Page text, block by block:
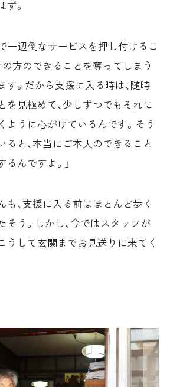
。
一辺倒なサービスを押し付けるこ
の方のできることを奪ってしまう
す。だから支援に入る時は、随時
を見極めて、少しずつでもそれに
ように心がけているんです。そう
ると、本当にご本人のできること
んですよ。」
も、支援に入る前はほとんど歩く
そう。しかし、今ではスタッフが
うして玄関までお見送りに来てく